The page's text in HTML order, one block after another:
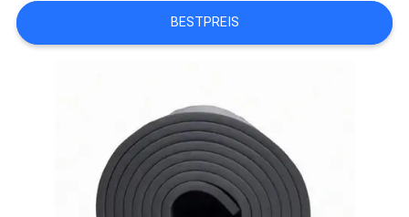
FORDERN
SITEMAP
BESTPREIS